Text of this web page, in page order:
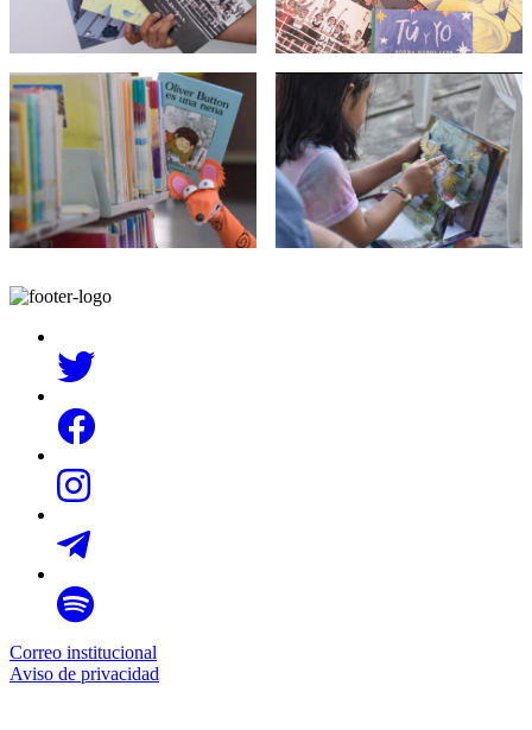
Correo institucional
Aviso de privacidad